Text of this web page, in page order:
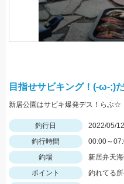
目指せサビキング！(-ω-;)
新居公園はサビキ爆発デス！らぶ☆
釣行日
2022/05/12
釣行時間
00:00～
釣場
新居弁天
ポイント
釣れてる